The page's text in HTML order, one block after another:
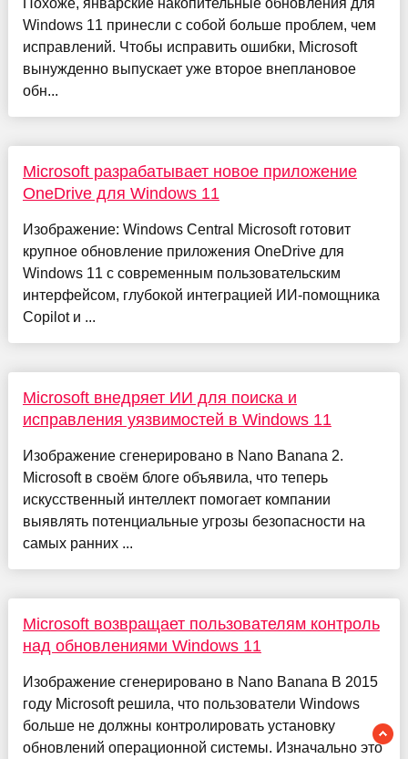
Похоже, январские накопительные обновления для
Windows 11 принесли с собой больше проблем, чем
исправлений. Чтобы исправить ошибки, Microsoft
вынужденно выпускает уже второе внеплановое
обн...
Microsoft разрабатывает новое приложение
OneDrive для Windows 11
Изображение: Windows Central Microsoft готовит
крупное обновление приложения OneDrive для
Windows 11 с современным пользовательским
интерфейсом, глубокой интеграцией ИИ-помощника
Copilot и ...
Microsoft внедряет ИИ для поиска и
исправления уязвимостей в Windows 11
Изображение сгенерировано в Nano Banana 2.
Microsoft в своём блоге объявила, что теперь
искусственный интеллект помогает компании
выявлять потенциальные угрозы безопасности на
самых ранних ...
Microsoft возвращает пользователям контроль
над обновлениями Windows 11
Изображение сгенерировано в Nano Banana В 2015
году Microsoft решила, что пользователи Windows
больше не должны контролировать установку
обновлений операционной системы. Изначально это